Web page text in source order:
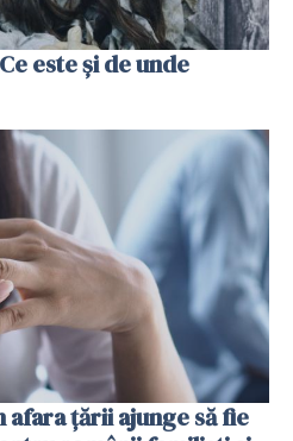
este și de unde
țării ajunge să fie